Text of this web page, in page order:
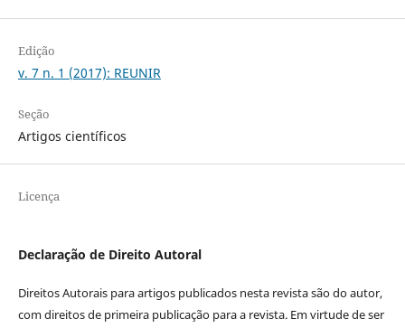
Edição
v. 7 n. 1 (2017): REUNIR
Seção
Artigos científicos
Licença
Declaração de Direito Autoral
Direitos Autorais para artigos publicados nesta revista são do autor,
com direitos de primeira publicação para a revista. Em virtude de ser